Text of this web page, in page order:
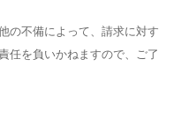
の不備によって、請求に対す
任を負いかねますので、ご了